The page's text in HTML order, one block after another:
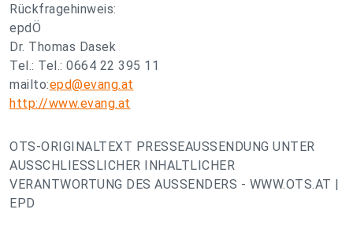
Rückfragehinweis:
epdÖ
Dr. Thomas Dasek
Tel.: Tel.: 0664 22 395 11
mailto:epd@evang.at
http://www.evang.at
OTS-ORIGINALTEXT PRESSEAUSSENDUNG UNTER
AUSSCHLIESSLICHER INHALTLICHER
VERANTWORTUNG DES AUSSENDERS - WWW.OTS.AT |
EPD